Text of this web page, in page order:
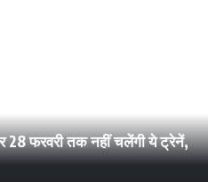
28 फरवरी तक नहीं चलेंगी ये ट्रेनें,